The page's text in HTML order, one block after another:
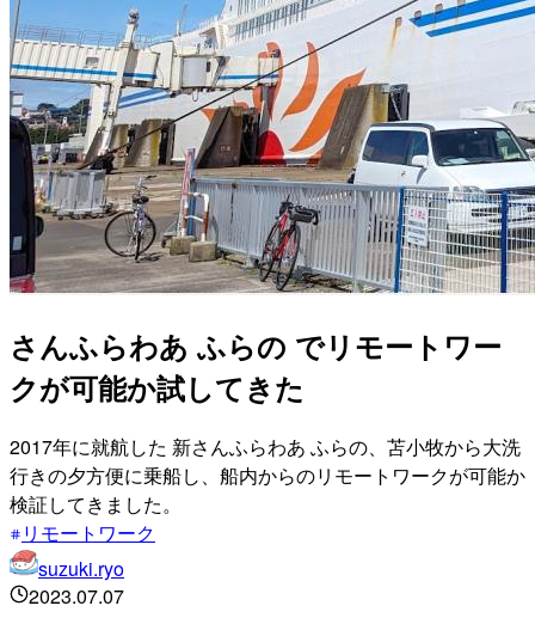
さんふらわあ ふらの でリモートワー
クが可能か試してきた
2017年に就航した 新さんふらわあ ふらの、苫小牧から大洗
行きの夕方便に乗船し、船内からのリモートワークが可能か
検証してきました。
リモートワーク
suzuki.ryo
2023.07.07